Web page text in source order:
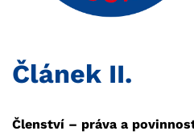
Článek II.
Členství – práva a